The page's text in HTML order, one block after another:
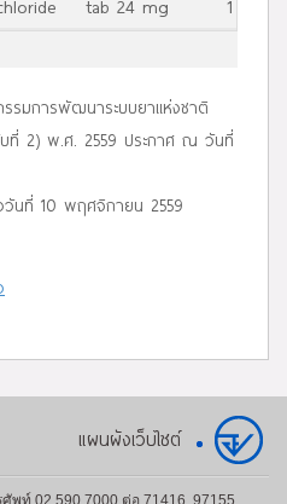
tab 24 mg 1 เม็ด
รมการพัฒนาระบบยาแห่งชาติ
ที่ 2) พ.ศ. 2559 ประกาศ ณ วันที่
วันที่ 10 พฤศจิกายน 2559
แผนผังเว็บไซต์
พท์ 02 590 7000 ต่อ 71416, 97155